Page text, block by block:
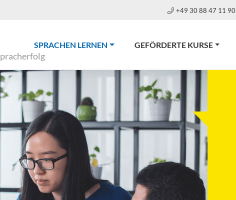
+49 30 88 47 11 90
SPRACHEN LERNEN(CURRENT)GEFÖRDERTE KURSE